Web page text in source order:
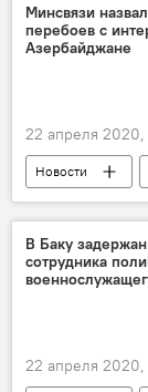
Минсвязи
перебоев с
Азербайджане
22 апреля 2020,
Новости
Азербайджан
Перебои
В Баку
сотрудника
22 апреля 2020,